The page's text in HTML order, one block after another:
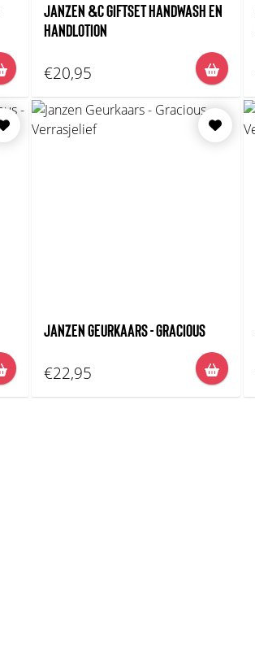
JANZEN &C GIFTSET HANDWASH EN
HANDLOTION
€20,95
JANZEN GEURKAARS - GRACIOUS
€22,95